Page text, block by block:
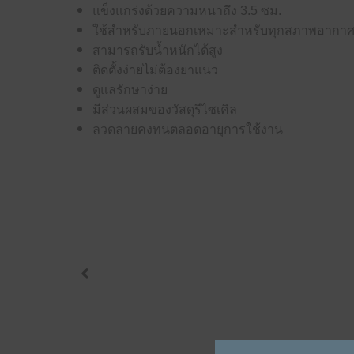
แข็งแกร่งด้วยความหนาถึง 3.5 ซม.
ใช้สำหรับภายนอกเหมาะสำหรับทุกสภาพอากาศ
สามารถรับน้ำหนักได้สูง
ติดตั้งง่ายไม่ต้องยาแนว
ดูแลรักษาง่าย
มีส่วนผสมของวัสดุรีไซเคิล
ลวดลายคงทนตลอดอายุการใช้งาน